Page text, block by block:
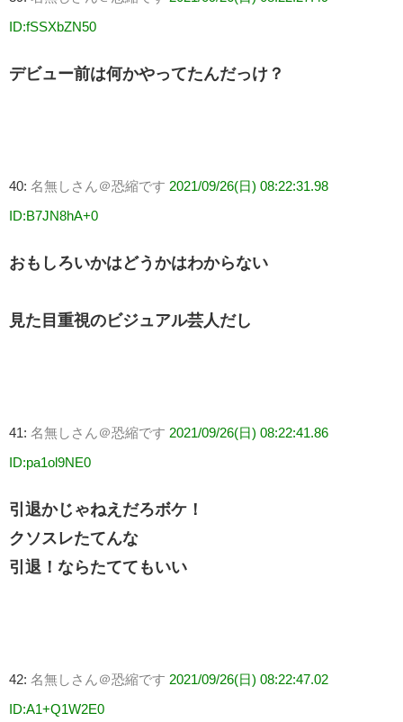
ID:fSSXbZN50
デビュー前は何かやってたんだっけ？
40: 名無しさん＠恐縮です 2021/09/26(日) 08:22:31.98
ID:B7JN8hA+0
おもしろいかはどうかはわからない
見た目重視のビジュアル芸人だし
41: 名無しさん＠恐縮です 2021/09/26(日) 08:22:41.86
ID:pa1ol9NE0
引退かじゃねえだろボケ！
クソスレたてんな
引退！ならたててもいい
42: 名無しさん＠恐縮です 2021/09/26(日) 08:22:47.02
ID:A1+Q1W2E0